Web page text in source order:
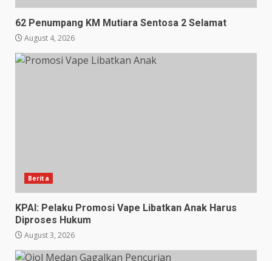
62 Penumpang KM Mutiara Sentosa 2 Selamat
August 4, 2026
Berita
KPAI: Pelaku Promosi Vape Libatkan Anak Harus
Diproses Hukum
August 3, 2026